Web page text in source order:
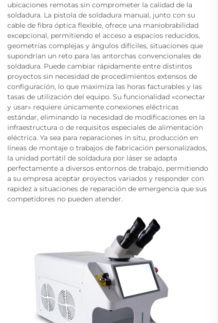
ubicaciones remotas sin comprometer la calidad de la
soldadura. La pistola de soldadura manual, junto con su
cable de fibra óptica flexible, ofrece una maniobrabilidad
excepcional, permitiendo el acceso a espacios reducidos,
geometrías complejas y ángulos difíciles, situaciones que
supondrían un reto para las antorchas convencionales de
soldadura. Puede cambiar rápidamente entre distintos
proyectos sin necesidad de procedimientos extensos de
configuración, lo que maximiza las horas facturables y las
tasas de utilización del equipo. Su funcionalidad «conectar
y usar» requiere únicamente conexiones eléctricas
estándar, eliminando la necesidad de modificaciones en la
infraestructura o de requisitos especiales de alimentación
eléctrica. Ya sea para reparaciones in situ, producción en
líneas de montaje o trabajos de fabricación personalizados,
la unidad portátil de soldadura por láser se adapta
perfectamente a diversos entornos de trabajo, permitiendo
a su empresa aceptar proyectos variados y responder con
rapidez a situaciones de reparación de emergencia que sus
competidores no pueden atender.